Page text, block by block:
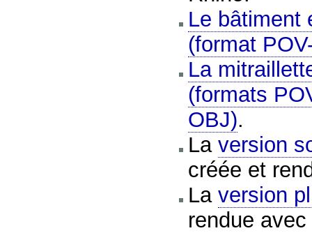
Le bâtiment
(format
La
(formats
OBJ).
La version
créée et
La version
rendue